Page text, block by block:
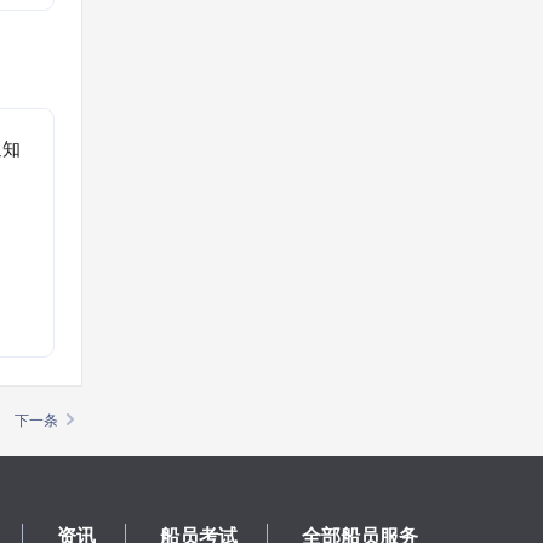
下一条
资讯 船员考试 全部船员服务